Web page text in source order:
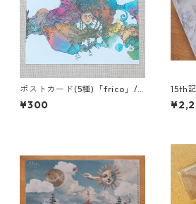
ポストカード(5種)「frico」/
Chima
¥300
15th